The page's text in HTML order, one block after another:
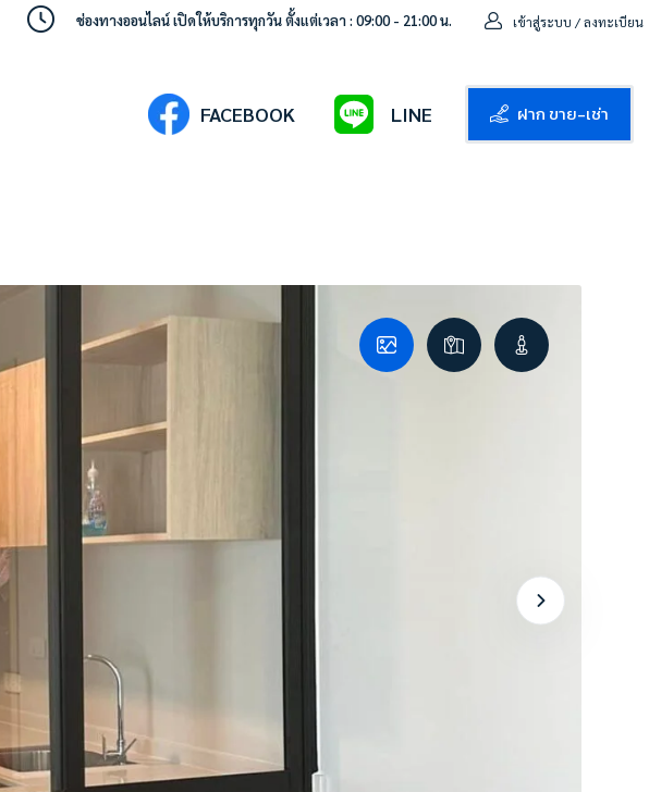
ช่องทางออนไลน์ เปิดให้บริการทุกวัน ตั้งแต่เวลา : 09:00 - 21:00 น. เข้าสู่ระบบ / ลงทะเบียน
FACEBOOK LINE ฝาก ขาย-เช่า